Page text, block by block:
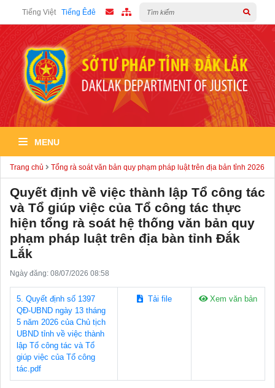
Tiếng Việt Tiếng Êđê
MENU
Trang chủ Tổng rà soát văn bản quy phạm pháp luật trên địa bản tỉnh 2026
Quyết định về việc thành lập Tổ công tác
và Tổ giúp việc của Tổ công tác thực
hiện tổng rà soát hệ thống văn bản quy
phạm pháp luật trên địa bàn tỉnh Đắk
Lắk
Ngày đăng: 08/07/2026 08:58
5. Quyết định số 1397
QĐ-UBND ngày 13 tháng
5 năm 2026 của Chủ tịch
UBND tỉnh về việc thành
lập Tổ công tác và Tổ
giúp việc của Tổ công
tác.pdf
Tải file Xem văn bản